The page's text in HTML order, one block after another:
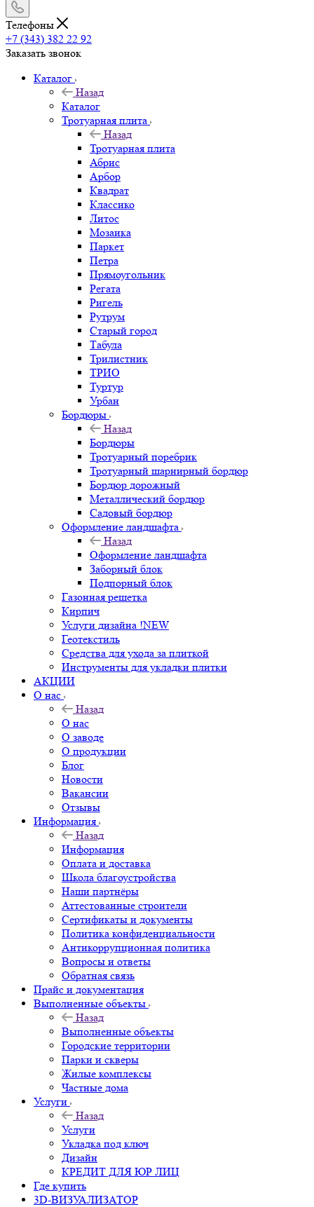
Телефоны
+7 (343) 382 22 92
Заказать звонок
Каталог
Назад
Каталог
Тротуарная плита
Назад
Тротуарная плита
Абрис
Арбор
Квадрат
Классико
Литос
Мозаика
Паркет
Петра
Прямоугольник
Регата
Ригель
Рутрум
Старый город
Табула
Трилистник
ТРИО
Туртур
Урбан
Бордюры
Назад
Бордюры
Тротуарный поребрик
Тротуарный шарнирный бордюр
Бордюр дорожный
Металлический бордюр
Садовый бордюр
Оформление ландшафта
Назад
Оформление ландшафта
Заборный блок
Подпорный блок
Газонная решетка
Кирпич
Услуги дизайна !NEW
Геотекстиль
Средства для ухода за плиткой
Инструменты для укладки плитки
АКЦИИ
О нас
Назад
О нас
О заводе
О продукции
Блог
Новости
Вакансии
Отзывы
Информация
Назад
Информация
Оплата и доставка
Школа благоустройства
Наши партнёры
Аттестованные строители
Сертификаты и документы
Политика конфиденциальности
Антикоррупционная политика
Вопросы и ответы
Обратная связь
Прайс и документация
Выполненные объекты
Назад
Выполненные объекты
Городские территории
Парки и скверы
Жилые комплексы
Частные дома
Услуги
Назад
Услуги
Укладка под ключ
Дизайн
КРЕДИТ ДЛЯ ЮР ЛИЦ
Где купить
3D-ВИЗУАЛИЗАТОР